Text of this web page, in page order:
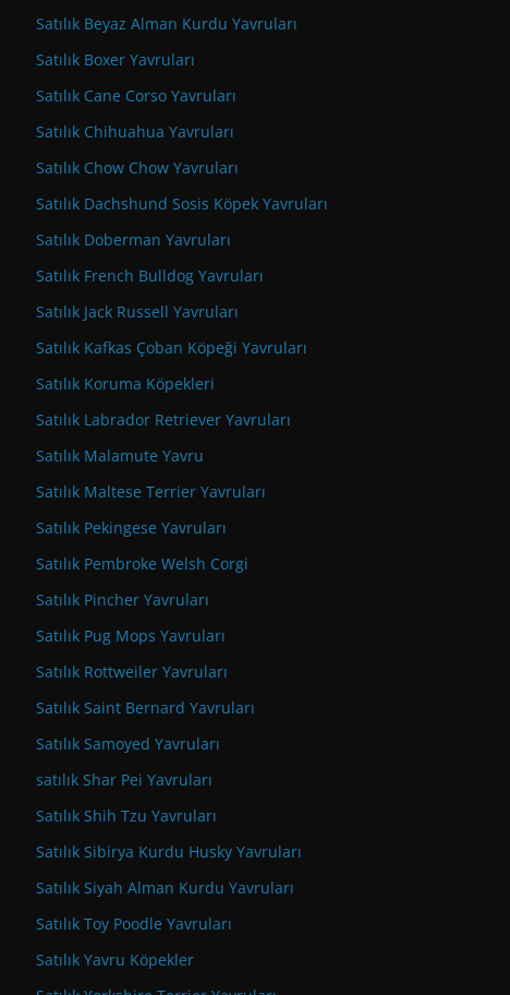
Satılık Beyaz Alman Kurdu Yavruları
Satılık Boxer Yavruları
Satılık Cane Corso Yavruları
Satılık Chihuahua Yavruları
Satılık Chow Chow Yavruları
Satılık Dachshund Sosis Köpek Yavruları
Satılık Doberman Yavruları
Satılık French Bulldog Yavruları
Satılık Jack Russell Yavruları
Satılık Kafkas Çoban Köpeği Yavruları
Satılık Koruma Köpekleri
Satılık Labrador Retriever Yavruları
Satılık Malamute Yavru
Satılık Maltese Terrier Yavruları
Satılık Pekingese Yavruları
Satılık Pembroke Welsh Corgi
Satılık Pincher Yavruları
Satılık Pug Mops Yavruları
Satılık Rottweiler Yavruları
Satılık Saint Bernard Yavruları
Satılık Samoyed Yavruları
satılık Shar Pei Yavruları
Satılık Shih Tzu Yavruları
Satılık Sibirya Kurdu Husky Yavruları
Satılık Siyah Alman Kurdu Yavruları
Satılık Toy Poodle Yavruları
Satılık Yavru Köpekler